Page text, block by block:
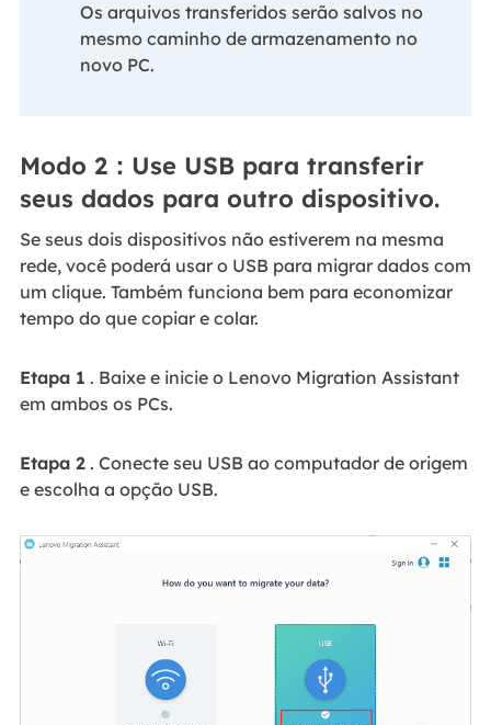
Os arquivos transferidos serão salvos no
mesmo caminho de armazenamento no
novo PC.
Modo 2：Use USB para transferir
seus dados para outro dispositivo.
Se seus dois dispositivos não estiverem na mesma
rede, você poderá usar o USB para migrar dados com
um clique. Também funciona bem para economizar
tempo do que copiar e colar.
Etapa 1 . Baixe e inicie o Lenovo Migration Assistant
em ambos os PCs.
Etapa 2. Conecte seu USB ao computador de origem
e escolha a opção USB.